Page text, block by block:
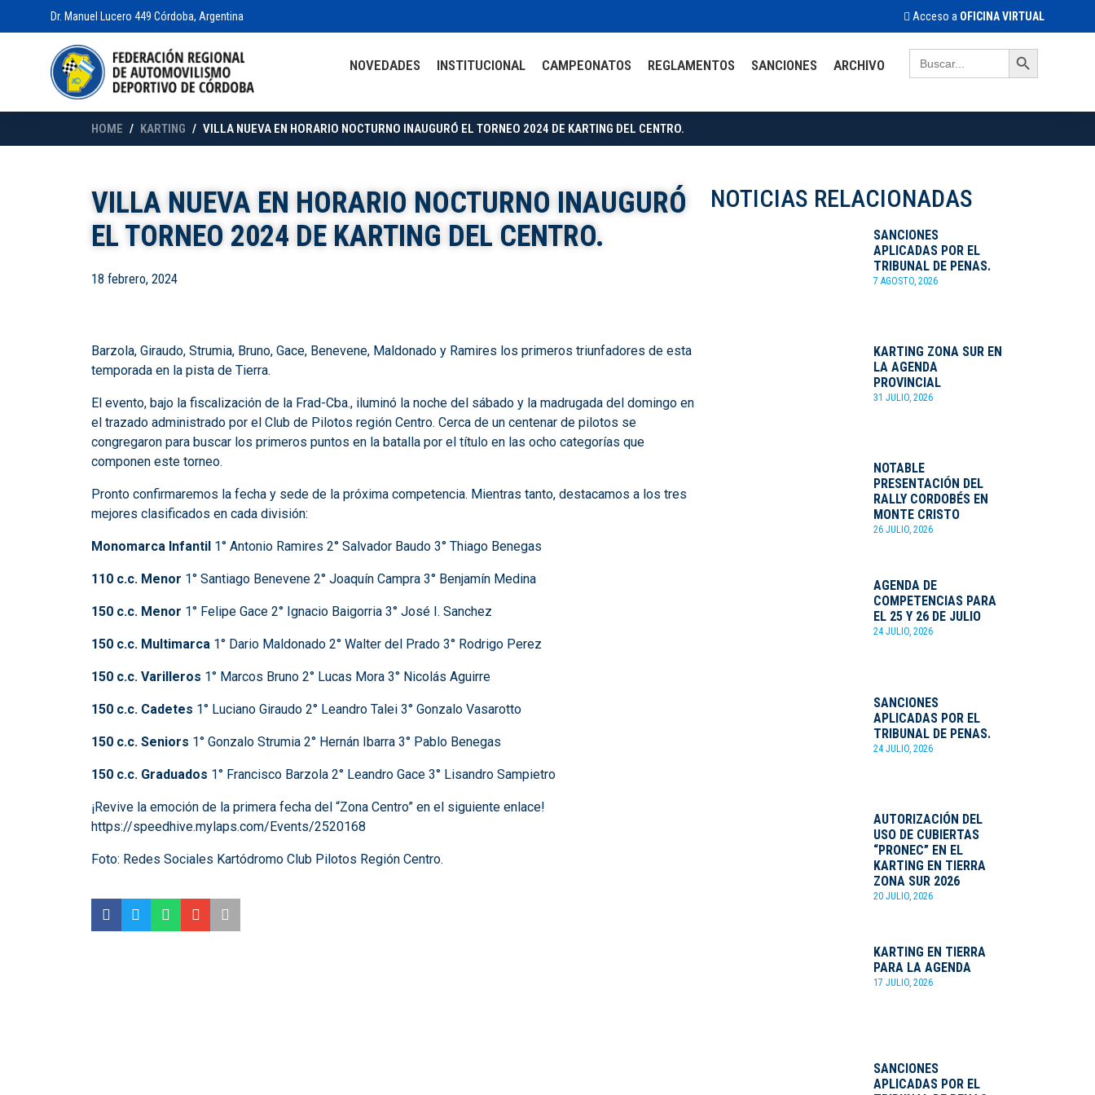
Dr. Manuel Lucero 449 Córdoba, Argentina Acceso a OFICINA VIRTUAL
NOVEDADES INSTITUCIONAL CAMPEONATOS REGLAMENTOS SANCIONES ARCHIVO
Search
for:
Search Button
HOME KARTING VILLA NUEVA EN HORARIO NOCTURNO INAUGURÓ EL TORNEO 2024 DE KARTING DEL CENTRO.
VILLA NUEVA EN HORARIO NOCTURNO INAUGURÓ
EL TORNEO 2024 DE KARTING DEL CENTRO.
18 febrero, 2024
Barzola, Giraudo, Strumia, Bruno, Gace, Benevene, Maldonado y Ramires los primeros triunfadores de esta
temporada en la pista de Tierra.
El evento, bajo la fiscalización de la Frad-Cba., iluminó la noche del sábado y la madrugada del domingo en
el trazado administrado por el Club de Pilotos región Centro. Cerca de un centenar de pilotos se
congregaron para buscar los primeros puntos en la batalla por el título en las ocho categorías que
componen este torneo.
Pronto confirmaremos la fecha y sede de la próxima competencia. Mientras tanto, destacamos a los tres
mejores clasificados en cada división:
Monomarca Infantil 1° Antonio Ramires 2° Salvador Baudo 3° Thiago Benegas
110 c.c. Menor 1° Santiago Benevene 2° Joaquín Campra 3° Benjamín Medina
150 c.c. Menor 1° Felipe Gace 2° Ignacio Baigorria 3° José I. Sanchez
150 c.c. Multimarca 1° Dario Maldonado 2° Walter del Prado 3° Rodrigo Perez
150 c.c. Varilleros 1° Marcos Bruno 2° Lucas Mora 3° Nicolás Aguirre
150 c.c. Cadetes 1° Luciano Giraudo 2° Leandro Talei 3° Gonzalo Vasarotto
150 c.c. Seniors 1° Gonzalo Strumia 2° Hernán Ibarra 3° Pablo Benegas
150 c.c. Graduados 1° Francisco Barzola 2° Leandro Gace 3° Lisandro Sampietro
¡Revive la emoción de la primera fecha del “Zona Centro” en el siguiente enlace!
https://speedhive.mylaps.com/Events/2520168
Foto: Redes Sociales Kartódromo Club Pilotos Región Centro.
NOTICIAS RELACIONADAS
SANCIONES
APLICADAS POR EL
TRIBUNAL DE PENAS.
7 AGOSTO, 2026
KARTING ZONA SUR EN
LA AGENDA
PROVINCIAL
31 JULIO, 2026
NOTABLE
PRESENTACIÓN DEL
RALLY CORDOBÉS EN
MONTE CRISTO
26 JULIO, 2026
AGENDA DE
COMPETENCIAS PARA
EL 25 Y 26 DE JULIO
24 JULIO, 2026
SANCIONES
APLICADAS POR EL
TRIBUNAL DE PENAS.
24 JULIO, 2026
AUTORIZACIÓN DEL
USO DE CUBIERTAS
“PRONEC” EN EL
KARTING EN TIERRA
ZONA SUR 2026
20 JULIO, 2026
KARTING EN TIERRA
PARA LA AGENDA
17 JULIO, 2026
SANCIONES
APLICADAS POR EL